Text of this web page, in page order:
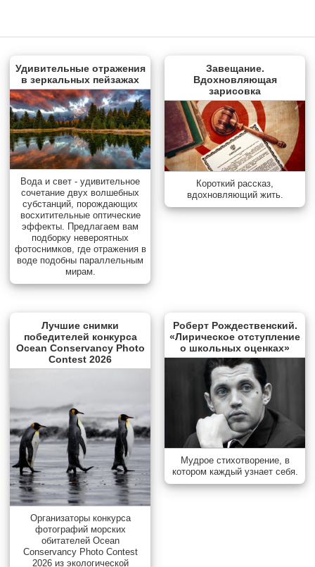
Удивительные отражения
в зеркальных пейзажах
Вода и свет - удивительное
сочетание двух волшебных
субстанций, порождающих
восхитительные оптические
эффекты. Предлагаем вам
подборку невероятных
фотоснимков, где отражения в
воде подобны параллельным
мирам.
Завещание.
Вдохновляющая
зарисовка
Короткий рассказ,
вдохновляющий жить.
Лучшие снимки
победителей конкурса
Ocean Conservancy Photo
Contest 2026
Организаторы конкурса
фотографий морских
обитателей Ocean
Conservancy Photo Contest
2026 из экологической
Роберт Рождественский.
«Лирическое отступление
о школьных оценках»
Мудрое стихотворение, в
котором каждый узнает себя.